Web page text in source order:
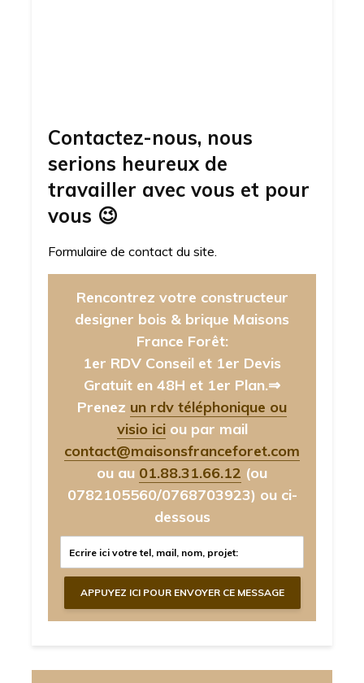
Contactez-nous, nous
serions heureux de
travailler avec vous et pour
vous 😉
Formulaire de contact du site.
Rencontrez votre constructeur
designer bois & brique Maisons
France Forêt:
1er RDV Conseil et 1er Devis
Gratuit en 48H et 1er Plan.⇒
Prenez un rdv téléphonique ou
visio iciou par mail
contact@maisonsfranceforet.com
ou au 01.88.31.66.12 (ou
0782105560/0768703923) ou ci-
dessous